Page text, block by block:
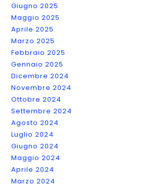
Giugno 2025
Maggio 2025
Aprile 2025
Marzo 2025
Febbraio 2025
Gennaio 2025
Dicembre 2024
Novembre 2024
Ottobre 2024
Settembre 2024
Agosto 2024
Luglio 2024
Giugno 2024
Maggio 2024
Aprile 2024
Marzo 2024